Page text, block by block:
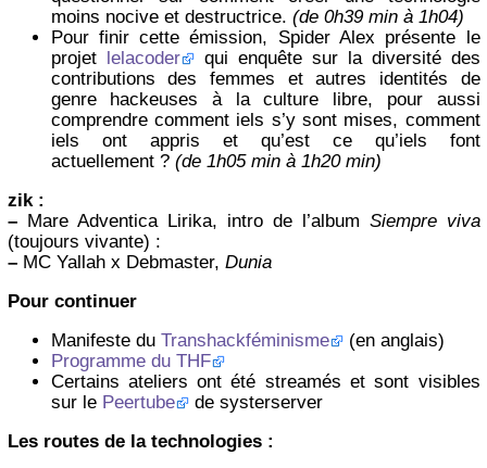
moins nocive et destructrice. (de 0h39 min à 1h04)
Pour finir cette émission, Spider Alex présente le
projet
lelacoder
qui enquête sur la diversité des
contributions des femmes et autres identités de
genre hackeuses à la culture libre, pour aussi
comprendre comment iels s’y sont mises, comment
iels ont appris et qu’est ce qu’iels font
actuellement ? (de 1h05 min à 1h20 min)
zik :
–Mare Adventica Lirika, intro de l’album Siempre viva
(toujours vivante) :
–MC Yallah x Debmaster, Dunia
Pour continuer
Manifeste du Transhackféminisme
(en anglais)
Programme du THF
Certains ateliers ont été streamés et sont visibles
sur le Peertube
de systerserver
Les routes de la technologies :